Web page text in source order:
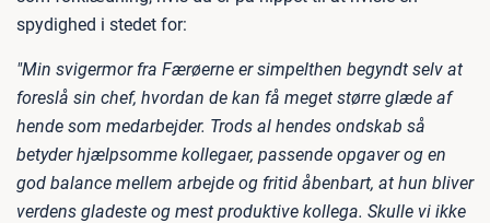
spydighed i stedet for:
"Min svigermor fra Færøerne er simpelthen begyndt selv at
foreslå sin chef, hvordan de kan få meget større glæde af
hende som medarbejder. Trods al hendes ondskab så
betyder hjælpsomme kollegaer, passende opgaver og en
god balance mellem arbejde og fritid åbenbart, at hun bliver
verdens gladeste og mest produktive kollega. Skulle vi ikke